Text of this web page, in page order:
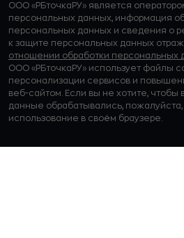
ООО «РБточкаРУ» является
персональных данных, информация
персональных данных и сведения о
к защите персональных данных
отношении обработки персональных
ООО «РБточкаРУ» использует файлы
персонализации сервисов и
веб-сайтом. Если вы не хотите, чтобы
данные обрабатывались, пожалуйста,
использование в своём браузере.